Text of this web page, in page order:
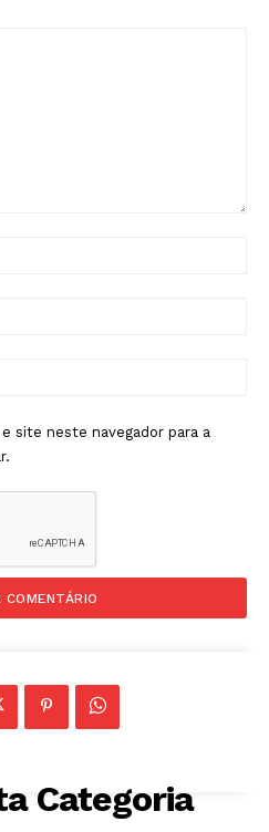
site neste navegador para a
Categoria